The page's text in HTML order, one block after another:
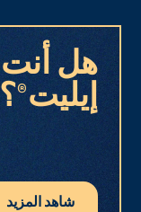
هل أنت
إيليت®؟
شاهد المزيد